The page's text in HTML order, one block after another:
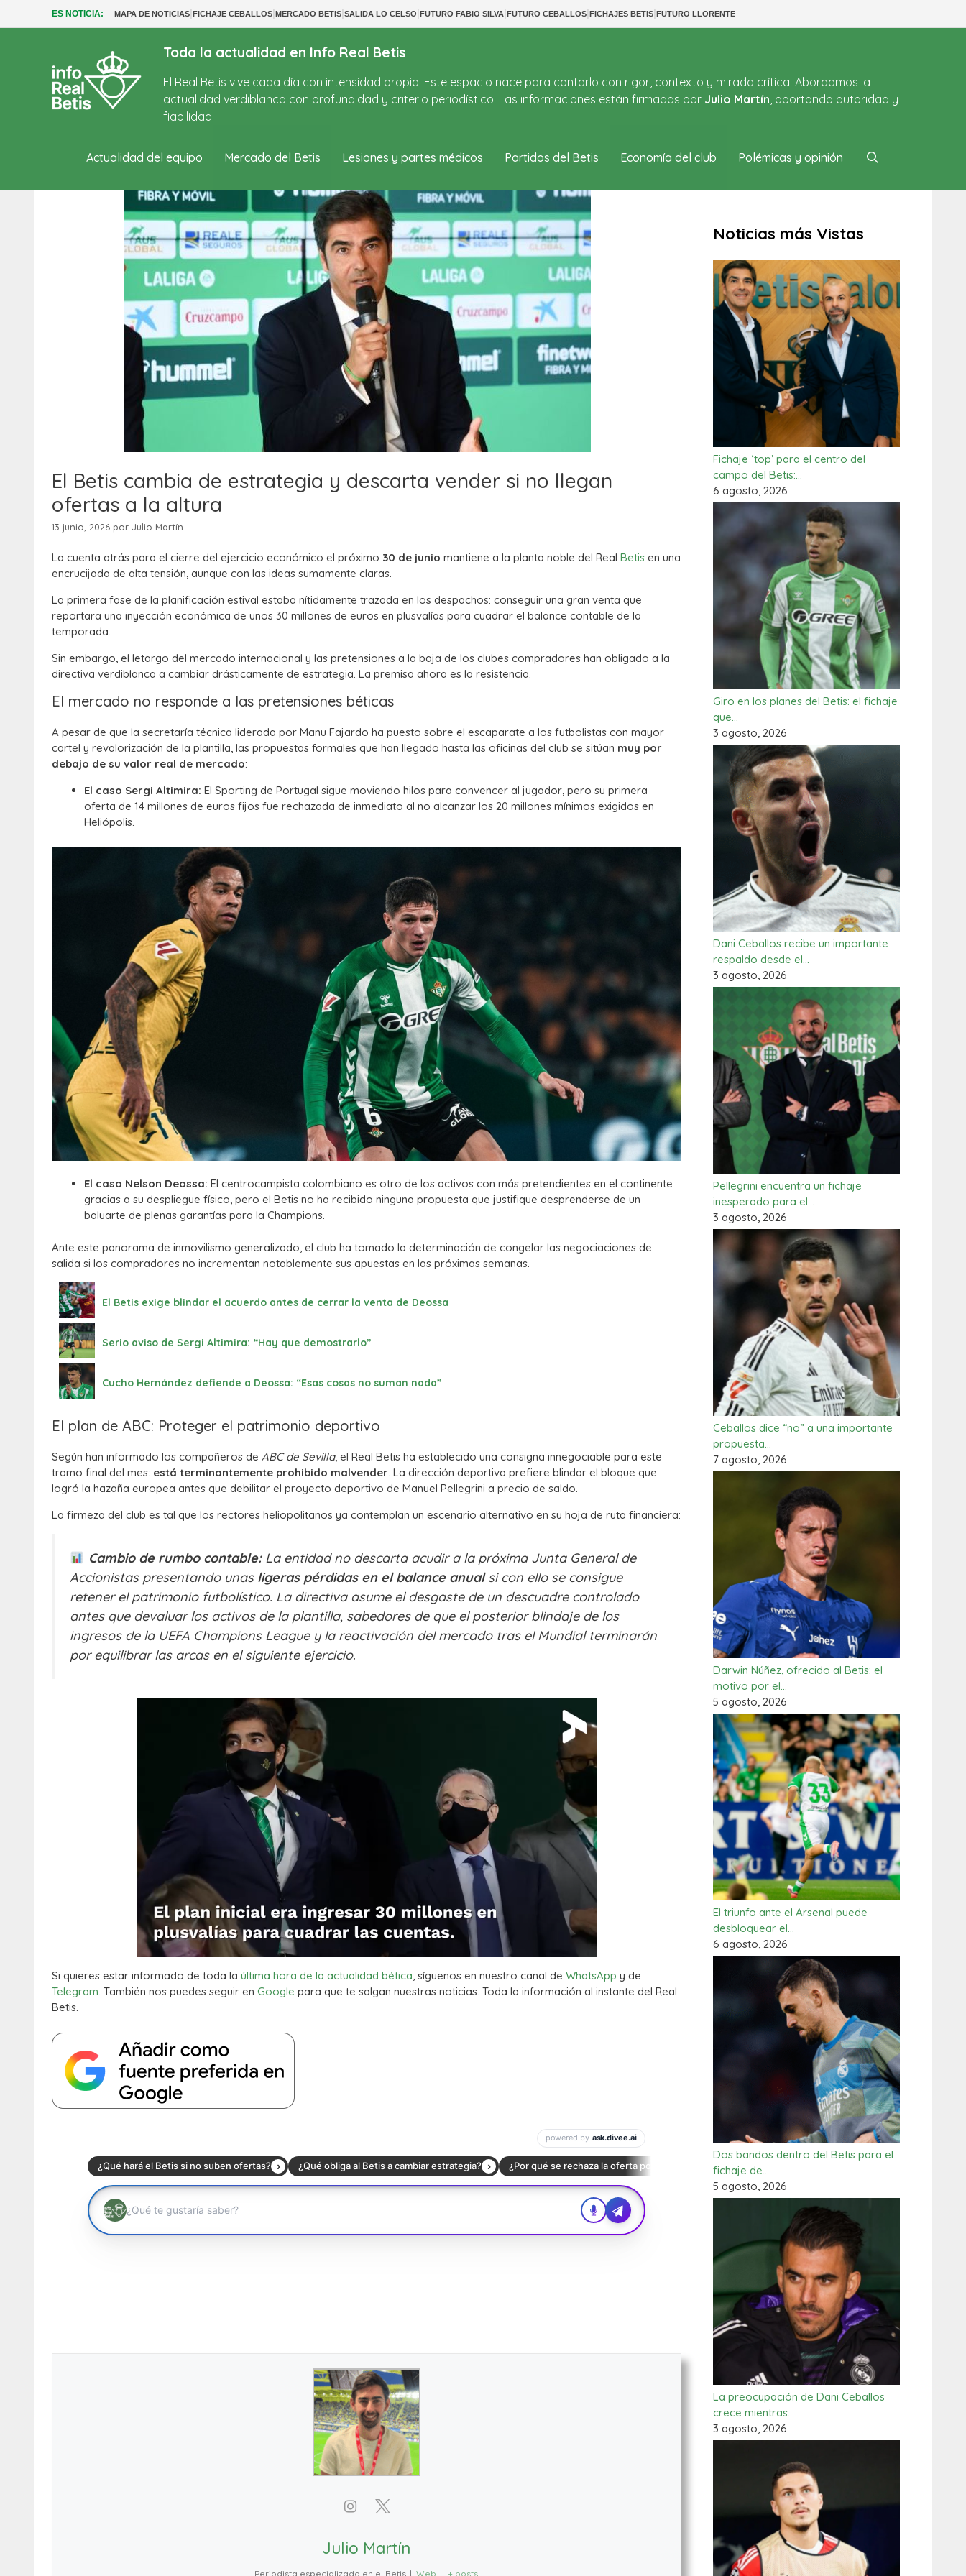
ES NOTICIA: MAPA DE NOTICIAS|FICHAJE CEBALLOS|MERCADO BETIS|SALIDA LO CELSO|FUTURO FABIO SILVA|FUTURO CEBALLOS|FICHAJES BETIS|FUTURO LLORENTE
Toda la actualidad en Info Real Betis
El Real Betis vive cada día con intensidad propia. Este espacio nace para contarlo con rigor, contexto y mirada crítica. Abordamos la
actualidad verdiblanca con profundidad y criterio periodístico. Las informaciones están firmadas por Julio Martín, aportando autoridad y
fiabilidad.
Actualidad del equipo Mercado del Betis Lesiones y partes médicos Partidos del Betis Economía del club Polémicas y opinión
El Betis cambia de estrategia y descarta vender si no llegan
ofertas a la altura
13 junio, 2026 por Julio Martín
La cuenta atrás para el cierre del ejercicio económico el próximo 30 de junio mantiene a la planta noble del Real Betis en una
encrucijada de alta tensión, aunque con las ideas sumamente claras.
La primera fase de la planificación estival estaba nítidamente trazada en los despachos: conseguir una gran venta que
reportara una inyección económica de unos 30 millones de euros en plusvalías para cuadrar el balance contable de la
temporada.
Sin embargo, el letargo del mercado internacional y las pretensiones a la baja de los clubes compradores han obligado a la
directiva verdiblanca a cambiar drásticamente de estrategia. La premisa ahora es la resistencia.
El mercado no responde a las pretensiones béticas
A pesar de que la secretaría técnica liderada por Manu Fajardo ha puesto sobre el escaparate a los futbolistas con mayor
cartel y revalorización de la plantilla, las propuestas formales que han llegado hasta las oficinas del club se sitúan muy por
debajo de su valor real de mercado:
El caso Sergi Altimira: El Sporting de Portugal sigue moviendo hilos para convencer al jugador, pero su primera
oferta de 14 millones de euros fijos fue rechazada de inmediato al no alcanzar los 20 millones mínimos exigidos en
Heliópolis.
El caso Nelson Deossa: El centrocampista colombiano es otro de los activos con más pretendientes en el continente
gracias a su despliegue físico, pero el Betis no ha recibido ninguna propuesta que justifique desprenderse de un
baluarte de plenas garantías para la Champions.
Ante este panorama de inmovilismo generalizado, el club ha tomado la determinación de congelar las negociaciones de
salida si los compradores no incrementan notablemente sus apuestas en las próximas semanas.
El Betis exige blindar el acuerdo antes de cerrar la venta de Deossa
Serio aviso de Sergi Altimira: “Hay que demostrarlo”
Cucho Hernández defiende a Deossa: “Esas cosas no suman nada”
El plan de ABC: Proteger el patrimonio deportivo
Según han informado los compañeros de ABC de Sevilla, el Real Betis ha establecido una consigna innegociable para este
tramo final del mes: está terminantemente prohibido malvender. La dirección deportiva prefiere blindar el bloque que
logró la hazaña europea antes que debilitar el proyecto deportivo de Manuel Pellegrini a precio de saldo.
La firmeza del club es tal que los rectores heliopolitanos ya contemplan un escenario alternativo en su hoja de ruta financiera:
Cambio de rumbo contable:La entidad no descarta acudir a la próxima Junta General de
Accionistas presentando unas ligeras pérdidas en el balance anualsi con ello se consigue
retener el patrimonio futbolístico. La directiva asume el desgaste de un descuadre controlado
antes que devaluar los activos de la plantilla, sabedores de que el posterior blindaje de los
ingresos de la UEFA Champions League y la reactivación del mercado tras el Mundial terminarán
por equilibrar las arcas en el siguiente ejercicio.
Si quieres estar informado de toda la última hora de la actualidad bética, síguenos en nuestro canal de WhatsApp y de
Telegram. También nos puedes seguir en Google para que te salgan nuestras noticias. Toda la información al instante del Real
Betis.
Julio Martín
Periodista especializado en el Betis | Web | + posts
Noticias más Vistas
Fichaje ‘top’ para el centro del
campo del Betis:…
6 agosto, 2026
Giro en los planes del Betis: el fichaje
que…
3 agosto, 2026
Dani Ceballos recibe un importante
respaldo desde el…
3 agosto, 2026
Pellegrini encuentra un fichaje
inesperado para el…
3 agosto, 2026
Ceballos dice “no” a una importante
propuesta…
7 agosto, 2026
Darwin Núñez, ofrecido al Betis: el
motivo por el…
5 agosto, 2026
El triunfo ante el Arsenal puede
desbloquear el…
6 agosto, 2026
Dos bandos dentro del Betis para el
fichaje de…
5 agosto, 2026
La preocupación de Dani Ceballos
crece mientras…
3 agosto, 2026